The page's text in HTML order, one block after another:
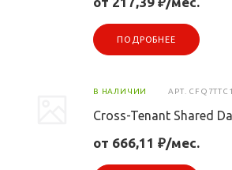
ПОДРОБНЕЕ
В НАЛИЧИИ АРТ.
Cross-Tenant Shared
от 666,11 ₽/мес.